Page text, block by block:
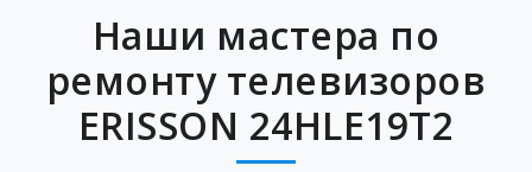
Наши мастера по
ремонту телевизоров
ERISSON 24HLE19T2